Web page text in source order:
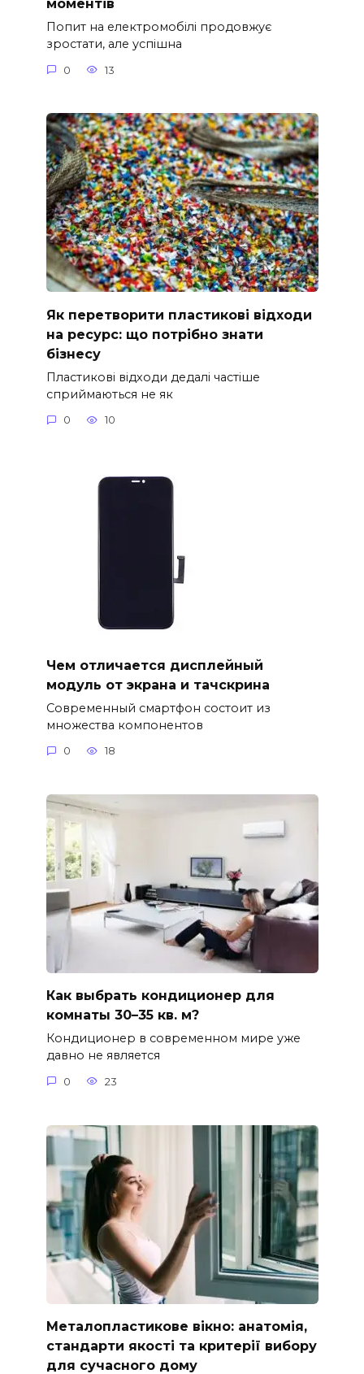
моментів
Попит на електромобілі продовжує
зростати, але успішна
0 13
Як перетворити пластикові відходи
на ресурс: що потрібно знати
бізнесу
Пластикові відходи дедалі частіше
сприймаються не як
0 10
Чем отличается дисплейный
модуль от экрана и тачскрина
Современный смартфон состоит из
множества компонентов
0 18
Как выбрать кондиционер для
комнаты 30–35 кв. м?
Кондиционер в современном мире уже
давно не является
0 23
Металопластикове вікно: анатомія,
стандарти якості та критерії вибору
для сучасного дому